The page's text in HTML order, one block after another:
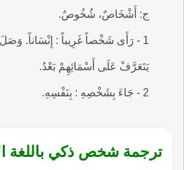
ج: أَشْخَاصٌ، شُخُوصٌ.
1 - رَأَى شَخْصاً غَرِيباً : إِنْسَاناً.
يَتَعَرَّفْ عَلَى أَسْمَائِهِمْ بَعْدُ.
2 - جَاءَ بِشَخْصِهِ : بِنَفْسِهِ.
ترجمة شخص ذكي باللغة